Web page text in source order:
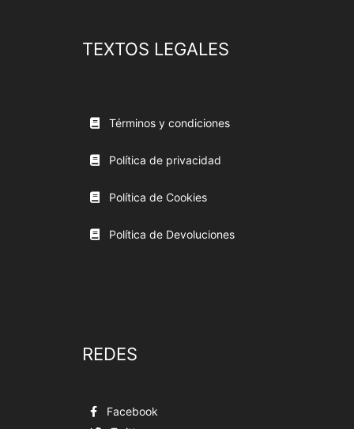
TEXTOS LEGALES
Términos y condiciones
Política de privacidad
Política de Cookies
Política de Devoluciones
REDES
Facebook